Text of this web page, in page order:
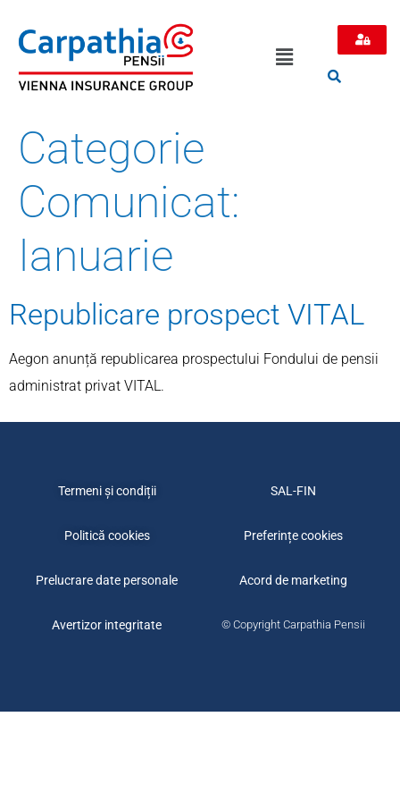
Categorie
Comunicat:
Ianuarie
Republicare prospect VITAL
Aegon anunță republicarea prospectului Fondului de pensii
administrat privat VITAL.
Termeni și condiții SAL-FIN
Politică cookies Preferințe cookies
Prelucrare date personale Acord de marketing
Avertizor integritate © Copyright Carpathia Pensii